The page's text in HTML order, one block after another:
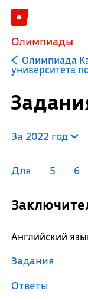
Олимпиады
Олимпиада
университета
За 2022 год
Для 5 6
Английский
Задания
Ответы